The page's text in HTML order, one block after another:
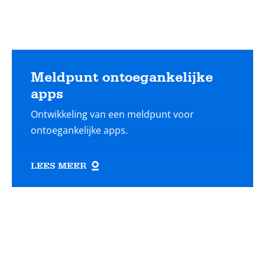
Meldpunt ontoegankelijke
apps
Ontwikkeling van een meldpunt voor
ontoegankelijke apps.
LEES MEER